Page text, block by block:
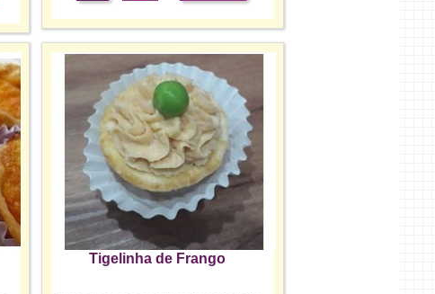
Tigelinha de Frango